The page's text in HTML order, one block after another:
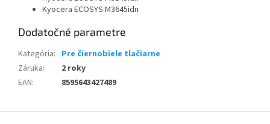
Kyocera ECOSYS M3645idn
Dodatočné parametre
Kategória: Pre čiernobiele tlačiarne
Záruka:
2 roky
EAN: 8595643427489